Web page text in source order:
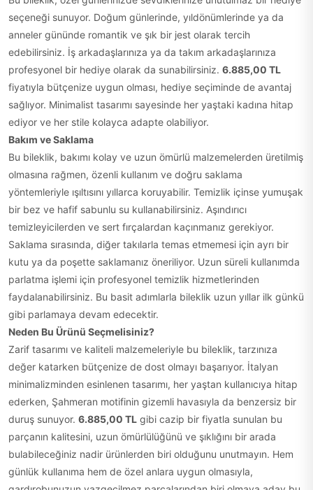
seçeneği sunuyor. Doğum günlerinde, yıldönümlerinde ya da
anneler gününde romantik ve şık bir jest olarak tercih
edebilirsiniz. İş arkadaşlarınıza ya da takım arkadaşlarınıza
profesyonel bir hediye olarak da sunabilirsiniz. 6.885,00 TL
fiyatıyla bütçenize uygun olması, hediye seçiminde de avantaj
sağlıyor. Minimalist tasarımı sayesinde her yaştaki kadına hitap
ediyor ve her stile kolayca adapte olabiliyor.
Bakım ve Saklama
Bu bileklik, bakımı kolay ve uzun ömürlü malzemelerden üretilmiş
olmasına rağmen, özenli kullanım ve doğru saklama
yöntemleriyle ışıltısını yıllarca koruyabilir. Temizlik içinse yumuşak
bir bez ve hafif sabunlu su kullanabilirsiniz. Aşındırıcı
temizleyicilerden ve sert fırçalardan kaçınmanız gerekiyor.
Saklama sırasında, diğer takılarla temas etmemesi için ayrı bir
kutu ya da poşette saklamanız öneriliyor. Uzun süreli kullanımda
parlatma işlemi için profesyonel temizlik hizmetlerinden
faydalanabilirsiniz. Bu basit adımlarla bileklik uzun yıllar ilk günkü
gibi parlamaya devam edecektir.
Neden Bu Ürünü Seçmelisiniz?
Zarif tasarımı ve kaliteli malzemeleriyle bu bileklik, tarzınıza
değer katarken bütçenize de dost olmayı başarıyor. İtalyan
minimalizminden esinlenen tasarımı, her yaştan kullanıcıya hitap
ederken, Şahmeran motifinin gizemli havasıyla da benzersiz bir
duruş sunuyor. 6.885,00 TL gibi cazip bir fiyatla sunulan bu
parçanın kalitesini, uzun ömürlülüğünü ve şıklığını bir arada
bulabileceğiniz nadir ürünlerden biri olduğunu unutmayın. Hem
günlük kullanıma hem de özel anlara uygun olmasıyla,